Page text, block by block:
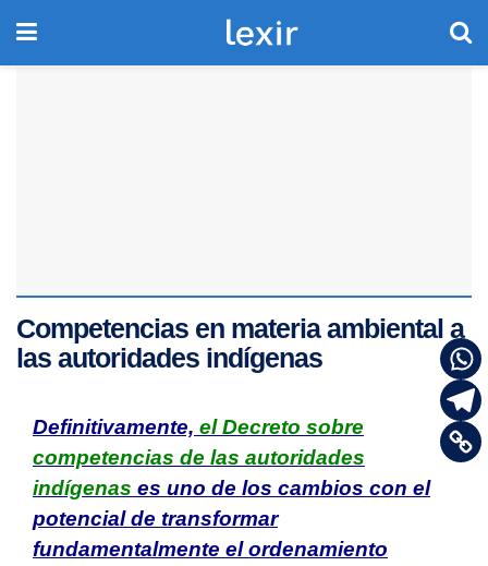
Competencias en materia ambiental a
las autoridades indígenas
Definitivamente, el Decreto sobre
competencias de las autoridades
indígenas es uno de los cambios con el
potencial de transformar
fundamentalmente el ordenamiento